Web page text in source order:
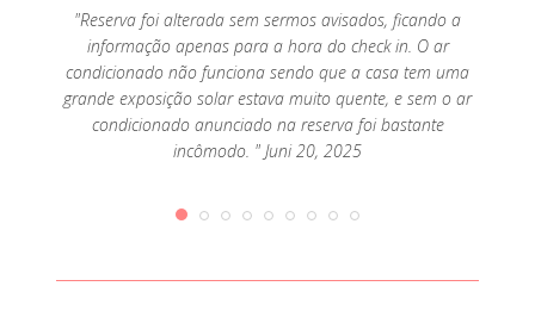
"Reserva foi alterada sem sermos avisados, ficando a
informação apenas para a hora do check in. O ar
condicionado não funciona sendo que a casa tem uma
grande exposição solar estava muito quente, e sem o ar
condicionado anunciado na reserva foi bastante
incômodo. " Juni 20, 2025